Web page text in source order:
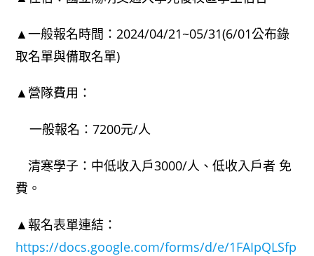
▲一般報名時間：2024/04/21~05/31(6/01公布錄
取名單與備取名單)
▲營隊費用：
一般報名：7200元/人
清寒學子：中低收入戶3000/人、低收入戶者 免
費。
▲報名表單連結：
https://docs.google.com/forms/d/e/1FAIpQLSfp